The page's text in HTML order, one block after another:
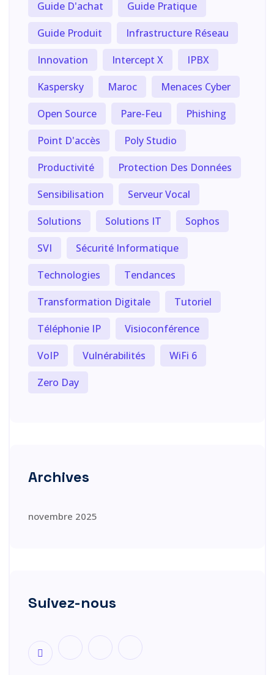
Guide D'achat
Guide Pratique
Guide Produit
Infrastructure Réseau
Innovation
Intercept X
IPBX
Kaspersky
Maroc
Menaces Cyber
Open Source
Pare-Feu
Phishing
Point D'accès
Poly Studio
Productivité
Protection Des Données
Sensibilisation
Serveur Vocal
Solutions
Solutions IT
Sophos
SVI
Sécurité Informatique
Technologies
Tendances
Transformation Digitale
Tutoriel
Téléphonie IP
Visioconférence
VoIP
Vulnérabilités
WiFi 6
Zero Day
Archives
novembre 2025
Suivez-nous